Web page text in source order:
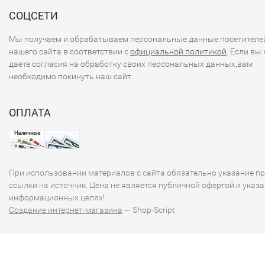
СОЦСЕТИ
Мы получаем и обрабатываем персональные данные
нашего сайта в соответствии софициальной политикой. Если вы
даете согласия на обработку своих персональных данных,вам
необходимо покинуть наш сайт.
ОПЛАТА
При использовании материалов с сайта обязательно указание
ссылки на источник. Цена не является публичной офертой и
информационных целях!
Создание интернет-магазина — Shop-Script